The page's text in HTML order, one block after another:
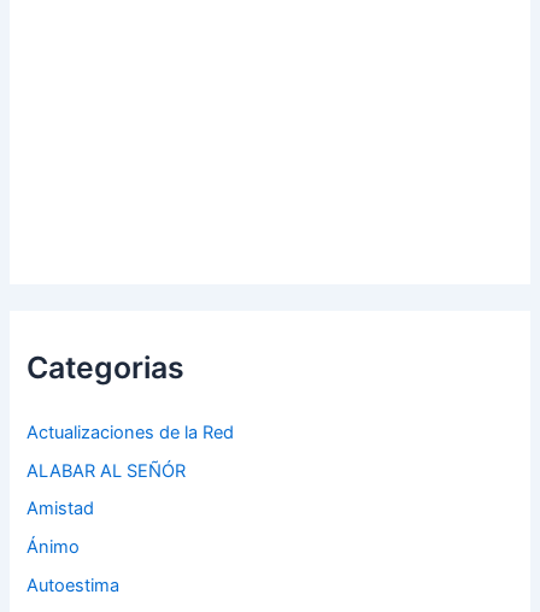
Categorias
Actualizaciones de la Red
ALABAR AL SEÑÓR
Amistad
Ánimo
Autoestima